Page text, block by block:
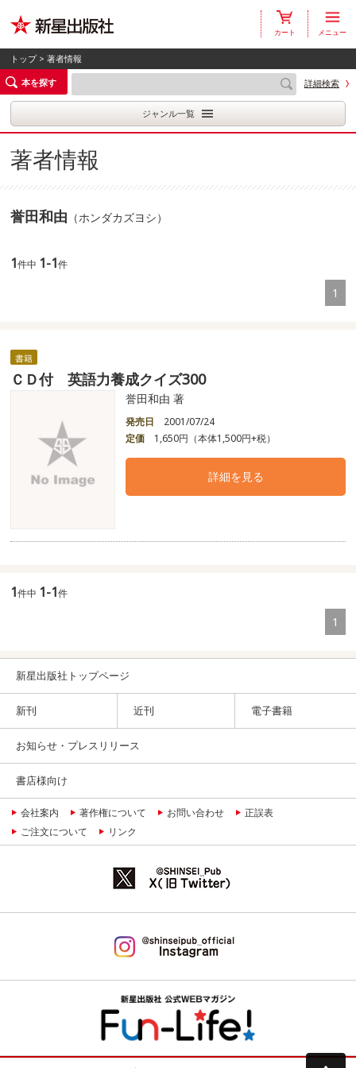
カート メニュー
トップ> 著者情報
本を探す
詳細検索
ジャンル一覧
著者情報
誉田和由 （ホンダカズヨシ）
1件中 1-1件
1
書籍
ＣＤ付 英語力養成クイズ300
誉田和由 著
発売日
2001/07/24
定価
1,650円（本体1,500円+税）
詳細を見る
1件中 1-1件
1
新星出版社トップページ
新刊 近刊 電子書籍
お知らせ・プレスリリース
書店様向け
会社案内 著作権について お問い合わせ
正誤表
ご注文について
リンク